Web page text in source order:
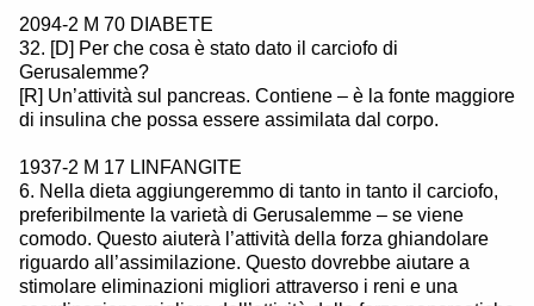
2094-2 M 70 DIABETE
32. [D] Per che cosa è stato dato il carciofo di
Gerusalemme?
[R] Un’attività sul pancreas. Contiene – è la fonte maggiore
di insulina che possa essere assimilata dal corpo.
1937-2 M 17 LINFANGITE
6. Nella dieta aggiungeremmo di tanto in tanto il carciofo,
preferibilmente la varietà di Gerusalemme – se viene
comodo. Questo aiuterà l’attività della forza ghiandolare
riguardo all’assimilazione. Questo dovrebbe aiutare a
stimolare eliminazioni migliori attraverso i reni e una